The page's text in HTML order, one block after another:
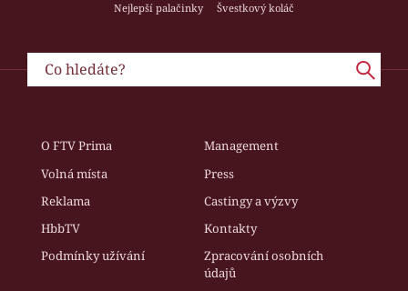
Nejlepší palačinky
Švestkový koláč
O FTV Prima
Management
Volná místa
Press
Reklama
Castingy a výzvy
HbbTV
Kontakty
Podmínky užívání
Zpracování osobních
údajů